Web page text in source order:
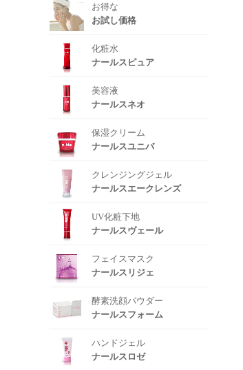
お得な
お試し価格
化粧水
ナールスピュア
美容液
ナールスネオ
保湿クリーム
ナールスユニバ
クレンジングジェル
ナールスエークレンズ
UV化粧下地
ナールスヴェール
フェイスマスク
ナールスリジェ
酵素洗顔パウダー
ナールスフォーム
ハンドジェル
ナールスロゼ